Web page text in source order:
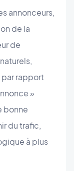
annonceurs,
de la
de
rapport
»
bonne
du trafic,
à plus